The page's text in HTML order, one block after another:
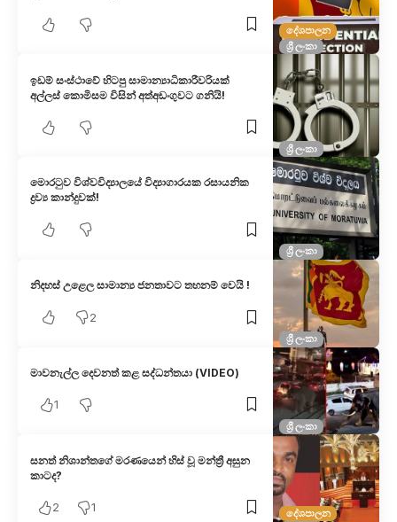
දේශපාලන
ශ්‍රී ලංකා
ශ්‍රී ලංකා
ඉඩම් සංස්ථාවේ හිටපු සාමාන්‍යාධිකාරීවරියක්
අල්ලස් කොමිසම විසින් අත්අඩංගුවට ගනියි!
ශ්‍රී ලංකා
මොරටුව විශ්වවිද්‍යාලයේ විද්‍යාගාරයක රසායනික
ද්‍රව්‍ය කාන්දුවක්!
ශ්‍රී ලංකා
නිදහස් උළෙල සාමාන්‍ය ජනතාවට තහනම් වෙයි !
2
ශ්‍රී ලංකා
මාවනැල්ල දෙවනත් කළ සද්ධන්තයා (VIDEO)
1
දේශපාලන
සනත් නිශාන්තගේ මරණයෙන් හිස් වූ මන්ත්‍රී අසුන
කාටද?
2 1